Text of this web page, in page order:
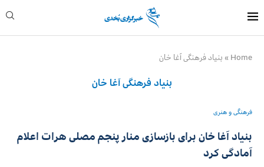
Home
» بنیاد فرهنگی آغا خان
بنیاد فرهنگی آغا خان
فرهنگی و هنری
بنیاد آغا خان برای بازسازی منار پنجم مصلی هرات اعلام
آمادگی کرد